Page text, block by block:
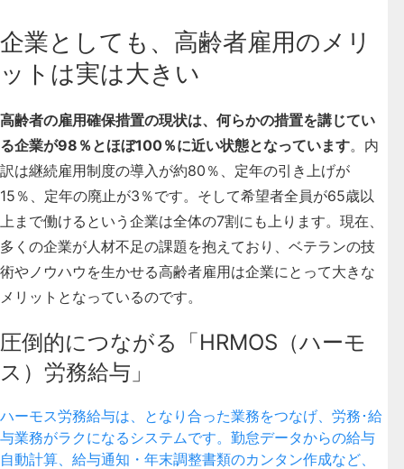
企業としても、高齢者雇用のメリ
ットは実は大きい
高齢者の雇用確保措置の現状は、何らかの措置を講じてい
る企業が98％とほぼ100％に近い状態となっています。内
訳は継続雇用制度の導入が約80％、定年の引き上げが
15％、定年の廃止が3％です。そして希望者全員が65歳以
上まで働けるという企業は全体の7割にも上ります。現在、
多くの企業が人材不足の課題を抱えており、ベテランの技
術やノウハウを生かせる高齢者雇用は企業にとって大きな
メリットとなっているのです。
圧倒的につながる「HRMOS（ハーモ
ス）労務給与」
ハーモス労務給与は、となり合った業務をつなげ、労務･給
与業務がラクになるシステムです。勤怠データからの給与
自動計算、給与通知・年末調整書類のカンタン作成など、